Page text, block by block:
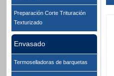
Preparación Corte Trituración
Texturizado
Envasado
Termoselladoras de barquetas